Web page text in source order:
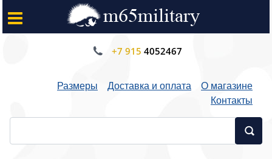
+7 915 4052467
Размеры Доставка и оплата
О магазине
Контакты